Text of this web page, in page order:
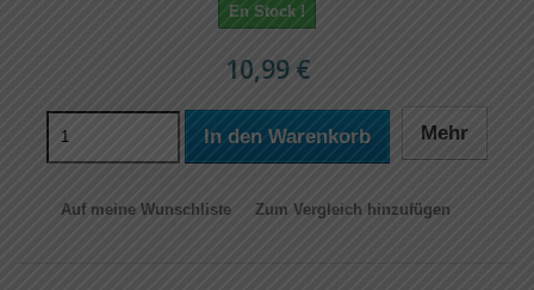
En Stock !
10,99 €
In den Warenkorb Mehr
Auf meine Wunschliste Zum Vergleich hinzufügen